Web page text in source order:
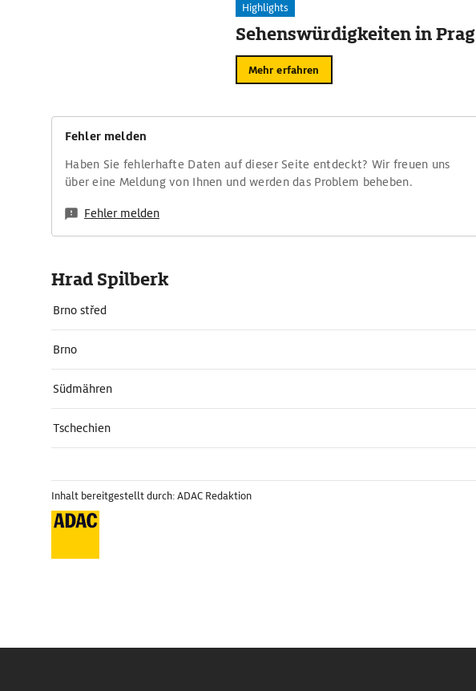
Highlights
Sehenswürdigkeiten in Prag
Mehr erfahren
Fehler melden
Haben Sie fehlerhafte Daten auf dieser Seite entdeckt? Wir freuen uns
über eine Meldung von Ihnen und werden das Problem beheben.
Fehler melden
Hrad Spilberk
Brno střed
Brno
Südmähren
Tschechien
Inhalt bereitgestellt durch: ADAC Redaktion